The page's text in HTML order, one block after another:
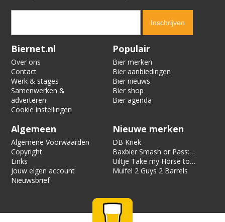
Verification code:
Biernet.nl
Over ons
Contact
Werk & stages
Samenwerken &
adverteren
Cookie instellingen
Populair
Bier merken
Bier aanbiedingen
Bier nieuws
Bier shop
Bier agenda
Algemeen
Algemene Voorwaarden
Copyright
Links
Jouw eigen account
Nieuwsbrief
Nieuwe merken
DB Kriek
Baxbier Smash or Pass:
Strata
Uiltje Take my Horse to
the Hotel Room
Muifel 2 Guys 2 Barrels